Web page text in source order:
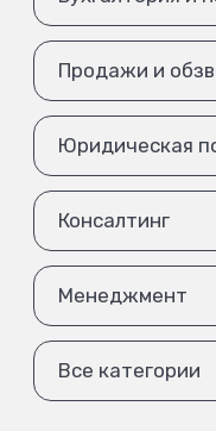
Продажи и
Юридическая
Консалтинг
Менеджмент
Все категории